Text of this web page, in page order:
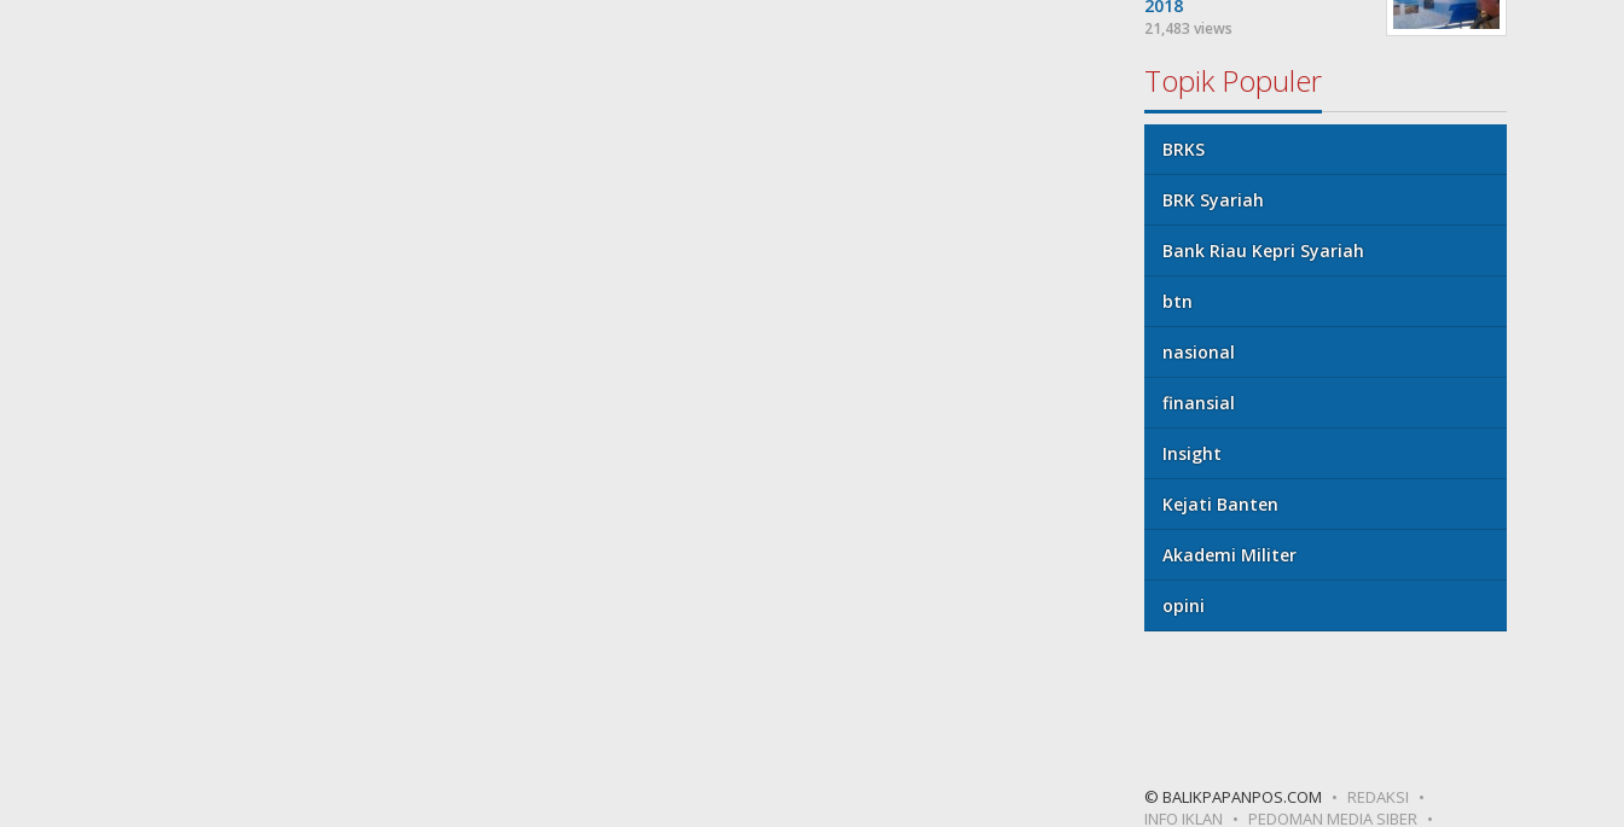
2018
21,483 views
Topik Populer
BRKS
BRK Syariah
Bank Riau Kepri Syariah
btn
nasional
finansial
Insight
Kejati Banten
Akademi Militer
opini
© BALIKPAPANPOS.COM
REDAKSI
INFO IKLAN
PEDOMAN MEDIA SIBER